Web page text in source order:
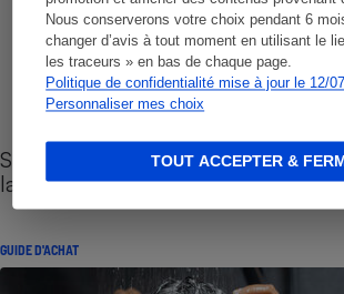
Nous conserverons votre choix pendant 6
changer d’avis à tout moment en utilisant le
les traceurs » en bas de chaque page.
Politique de confidentialité mise à jour le 12/
Personnaliser mes choix
TOUT ACCEPTER &
Sites de rencontres - Nos conseils
lancer
GUIDE D'ACHAT